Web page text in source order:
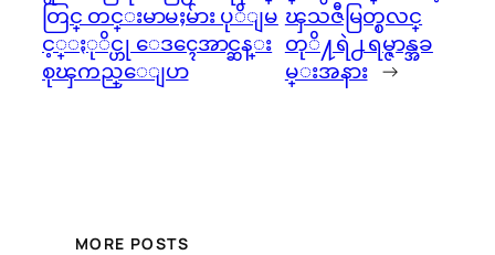
တြင္ တင္းမာမႈမ်ား ပုိျမ
င့္ႏုိင္ဟု ေဒၚေအာင္ဆန္း
စုၾကည္ေျပာ
ၾသဇီမြတ္စလင္
တုိ႔ရဲ႕ ရမ္ဇာန္အခ
မ္းအနား →
MORE POSTS